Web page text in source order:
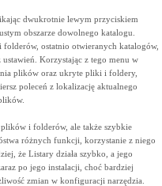
dwukrotnie lewym przyciskiem
obszarze dowolnego katalogu.
ostatnio otwieranych katalogów,
Korzystając z tego menu w
plików oraz ukryte pliki i foldery,
poleceń z lokalizację aktualnego
i folderów, ale także szybkie
różnych funkcji, korzystanie z niego
że Listary działa szybko, a jego
po jego instalacji, choć bardziej
zmian w konfiguracji narzędzia.